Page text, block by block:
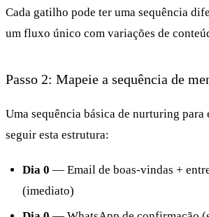
Cada gatilho pode ter uma sequência
um fluxo único com variações de
Passo 2: Mapeie a sequência de
Uma sequência básica de nurturing para
seguir esta estrutura:
Dia 0 — Email de boas-vindas +
(imediato)